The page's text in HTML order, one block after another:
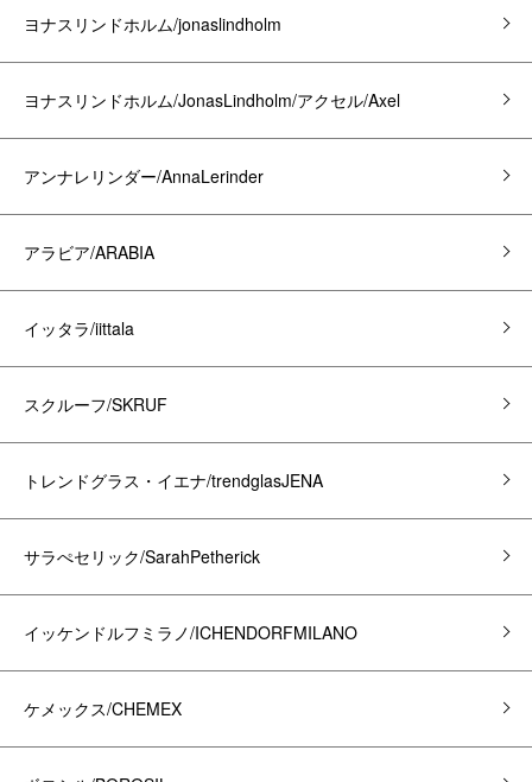
ヨナスリンドホルム/jonaslindholm
ヨナスリンドホルム/JonasLindholm/アクセル/Axel
アンナレリンダー/AnnaLerinder
アラビア/ARABIA
イッタラ/iittala
スクルーフ/SKRUF
トレンドグラス・イエナ/trendglasJENA
サラぺセリック/SarahPetherick
イッケンドルフミラノ/ICHENDORFMILANO
ケメックス/CHEMEX